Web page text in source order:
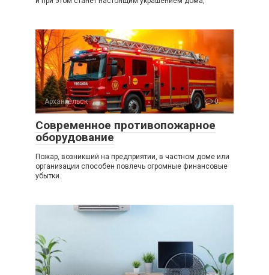
Архангельск 0
Современное противопожарное
оборудование
Пожар, возникший на предприятии, в частном доме или
организации способен повлечь огромные финансовые
убытки.